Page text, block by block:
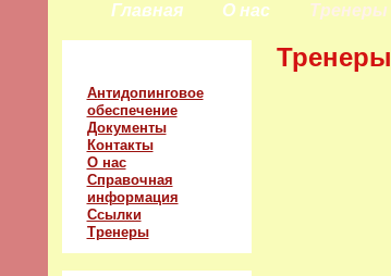
Главная О нас Тренеры
Антидопинговое
обеспечение
Документы
Контакты
О нас
Справочная
информация
Ссылки
Тренеры
Тренеры